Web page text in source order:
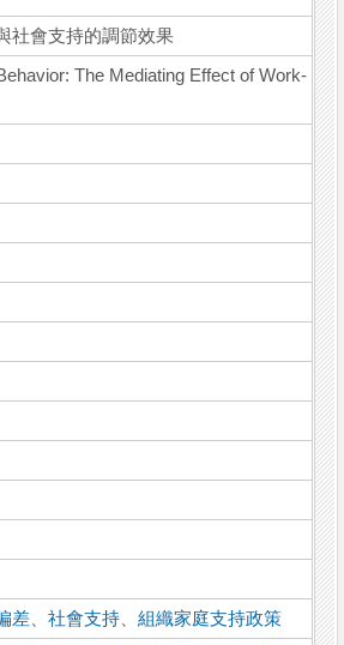
社會支持的調節效果
The Mediating Effect of Work-
差 、社會支持 、組織家庭支持政策